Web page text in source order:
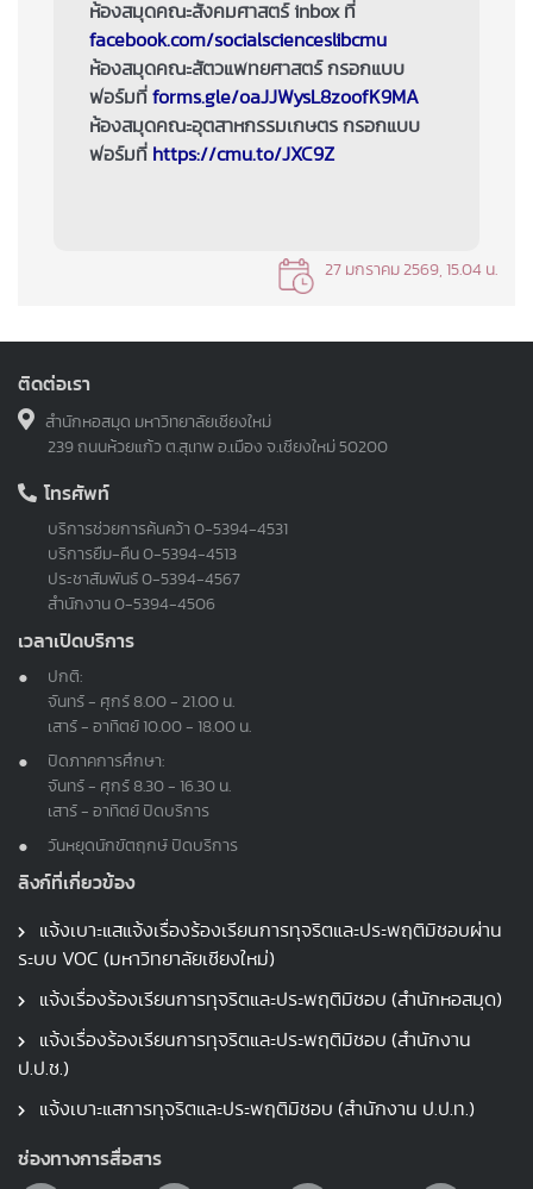
ห้องสมุดคณะสังคมศาสตร์ inbox ที่
facebook.com/socialscienceslibcmu
ห้องสมุดคณะสัตวแพทยศาสตร์ กรอกแบบ
ฟอร์มที่ forms.gle/oaJJWysL8zoofK9MA
ห้องสมุดคณะอุตสาหกรรมเกษตร กรอกแบบ
ฟอร์มที่ https://cmu.to/JXC9Z
27 มกราคม 2569, 15.04 น.
ติดต่อเรา
สำนักหอสมุด มหาวิทยาลัยเชียงใหม่
239 ถนนห้วยแก้ว ต.สุเทพ อ.เมือง จ.เชียงใหม่ 50200
โทรศัพท์
บริการช่วยการค้นคว้า 0-5394-4531
บริการยืม-คืน 0-5394-4513
ประชาสัมพันธ์ 0-5394-4567
สำนักงาน 0-5394-4506
เวลาเปิดบริการ
ปกติ:
จันทร์ - ศุกร์ 8.00 - 21.00 น.
เสาร์ - อาทิตย์ 10.00 - 18.00 น.
ปิดภาคการศึกษา:
จันทร์ - ศุกร์ 8.30 - 16.30 น.
เสาร์ - อาทิตย์ ปิดบริการ
วันหยุดนักขัตฤกษ์ ปิดบริการ
ลิงก์ที่เกี่ยวข้อง
แจ้งเบาะแสแจ้งเรื่องร้องเรียนการทุจริตและประพฤติมิชอบผ่าน
ระบบ VOC (มหาวิทยาลัยเชียงใหม่)
แจ้งเรื่องร้องเรียนการทุจริตและประพฤติมิชอบ (สำนักหอสมุด)
แจ้งเรื่องร้องเรียนการทุจริตและประพฤติมิชอบ (สำนักงาน
ป.ป.ช.)
แจ้งเบาะแสการทุจริตและประพฤติมิชอบ (สำนักงาน ป.ป.ท.)
ช่องทางการสื่อสาร